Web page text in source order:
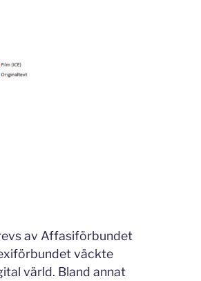
av Affasiförbundet
väckte
värld. Bland annat